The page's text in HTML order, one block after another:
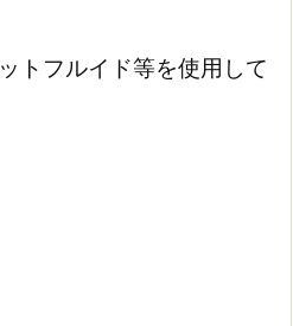
トフルイド等を使用して